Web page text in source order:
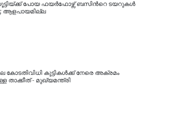
പോയ ഫയർഫോഴ്സ് ബസിന്‍റെ ടയറുകൾ
ആളപായമില്ല
കോടതിവിധി കുട്ടികൾക്ക് നേരെ അക്രമം
താക്കീത് - മുഖ്യമന്ത്രി